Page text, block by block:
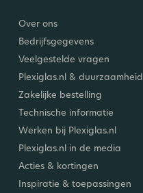
Over ons
Bedrijfsgegevens
Veelgestelde vragen
Plexiglas.nl & duurzaamheid
Zakelijke bestelling
Technische informatie
Werken bij Plexiglas.nl
Plexiglas.nl in de media
Acties & kortingen
Inspiratie & toepassingen